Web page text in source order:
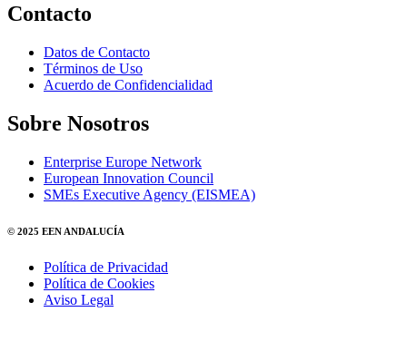
Contacto
Datos de Contacto
Términos de Uso
Acuerdo de Confidencialidad
Sobre Nosotros
Enterprise Europe Network
European Innovation Council
SMEs Executive Agency (EISMEA)
© 2025 EEN ANDALUCÍA
Política de Privacidad
Política de Cookies
Aviso Legal